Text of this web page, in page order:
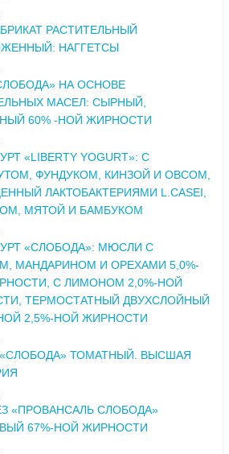
РАСТИТЕЛЬНЫЙ
НАГГЕТСЫ
НА ОСНОВЕ
МАСЕЛ: СЫРНЫЙ,
60% -НОЙ ЖИРНОСТИ
«LIBERTY YOGURT»: С
ФУНДУКОМ, КИНЗОЙ И ОВСОМ,
ЛАКТОБАКТЕРИЯМИ L.CASEI,
МЯТОЙ И БАМБУКОМ
«СЛОБОДА»: МЮСЛИ С
МАНДАРИНОМ И ОРЕХАМИ 5,0%-
С ЛИМОНОМ 2,0%-НОЙ
ТЕРМОСТАТНЫЙ ДВУХСЛОЙНЫЙ
2,5%-НОЙ ЖИРНОСТИ
«СЛОБОДА» ТОМАТНЫЙ. ВЫСШАЯ
«ПРОВАНСАЛЬ СЛОБОДА»
67%-НОЙ ЖИРНОСТИ